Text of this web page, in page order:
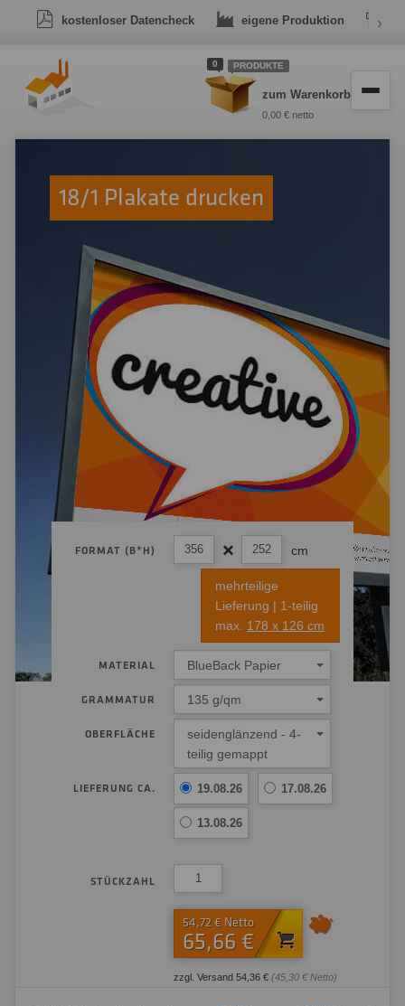
kostenloser Datencheck eigene Produktion ›
0 PRODUKTE
zum Warenkorb
0,00 € netto
18/1 Plakate drucken
FORMAT (B*H) cm
mehrteilige
Lieferung | 1-teilig
max. 178 x 126 cm
MATERIAL BlueBack Papier
GRAMMATUR 135 g/qm
OBERFLÄCHE
seidenglänzend - 4-
teilig gemappt
LIEFERUNG CA. 19.08.26 17.08.26
13.08.26
STÜCKZAHL
54,72 € Netto
65,66 €
zzgl. Versand 54,36 € (45,30 € Netto)